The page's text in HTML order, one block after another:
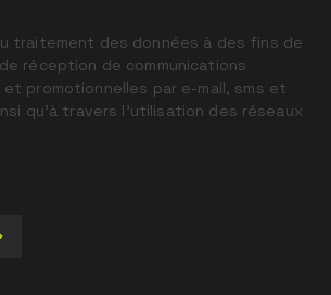
traitement des données à des fins de
réception de communications
et promotionnelles par e-mail, sms et
qu’à travers l’utilisation des réseaux